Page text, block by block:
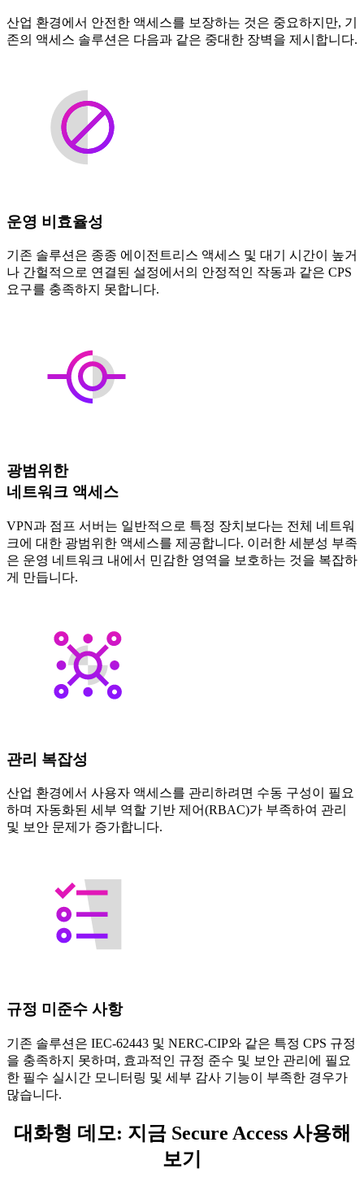
산업 환경에서 안전한 액세스를 보장하는 것은 중요하지만, 기
존의 액세스 솔루션은 다음과 같은 중대한 장벽을 제시합니다.
운영 비효율성
기존 솔루션은 종종 에이전트리스 액세스 및 대기 시간이 높거
나 간헐적으로 연결된 설정에서의 안정적인 작동과 같은 CPS
요구를 충족하지 못합니다.
광범위한
네트워크 액세스
VPN과 점프 서버는 일반적으로 특정 장치보다는 전체 네트워
크에 대한 광범위한 액세스를 제공합니다. 이러한 세분성 부족
은 운영 네트워크 내에서 민감한 영역을 보호하는 것을 복잡하
게 만듭니다.
관리 복잡성
산업 환경에서 사용자 액세스를 관리하려면 수동 구성이 필요
하며 자동화된 세부 역할 기반 제어(RBAC)가 부족하여 관리
및 보안 문제가 증가합니다.
규정 미준수 사항
기존 솔루션은 IEC-62443 및 NERC-CIP와 같은 특정 CPS 규정
을 충족하지 못하며, 효과적인 규정 준수 및 보안 관리에 필요
한 필수 실시간 모니터링 및 세부 감사 기능이 부족한 경우가
많습니다.
대화형 데모: 지금 Secure Access 사용해
보기